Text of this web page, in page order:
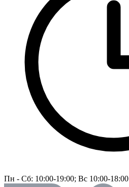
Пн - Сб: 10:00-19:00; Вс 10:00-18:00